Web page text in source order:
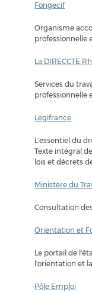
Fongecif
Organisme
professionnelle
La DIRECCTE
Services du
professionnelle
Legifrance
L'essentiel du
Texte intégral
lois et décrets
Ministère du
Consultation
Orientation et
Le portail de
l'orientation et
Pôle Emploi